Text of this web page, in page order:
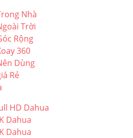
Nhà
Trời
Rộng
360
Dùng
Rẻ
HD Dahua
Dahua
Dahua